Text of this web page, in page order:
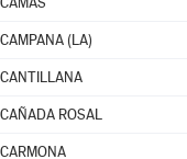
CAMPANA (LA)
CANTILLANA
CAÑADA ROSAL
CARMONA